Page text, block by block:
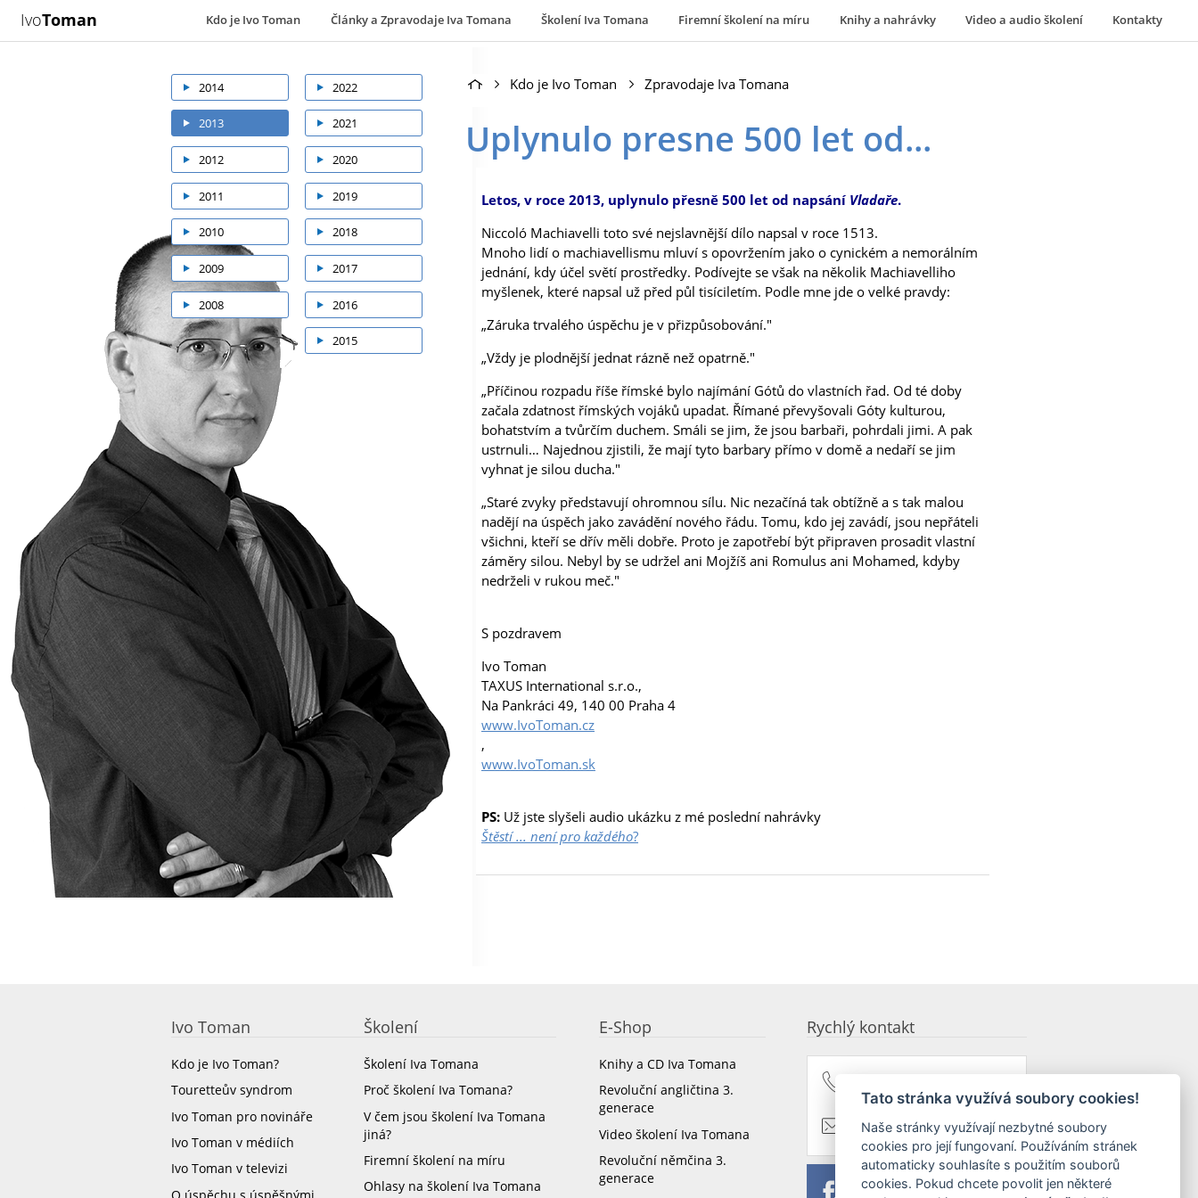
IvoToman Kdo je Ivo Toman Články a Zpravodaje Iva Tomana Školení Iva Tomana Firemní školení na míru Knihy a nahrávky Video a audio školení Kontakty
2022
2021
2020
2019
2018
2017
2016
2015
2014
2013
2012
2011
2010
2009
2008
Kdo je Ivo Toman Zpravodaje Iva Tomana
Uplynulo presne 500 let od...
Letos, v roce 2013, uplynulo přesně 500 let od napsání Vladaře.
Niccoló Machiavelli toto své nejslavnější dílo napsal v roce 1513.
Mnoho lidí o machiavellismu mluví s opovržením jako o cynickém a nemorálním
jednání, kdy účel světí prostředky. Podívejte se však na několik Machiavelliho
myšlenek, které napsal už před půl tisíciletím. Podle mne jde o velké pravdy:
„Záruka trvalého úspěchu je v přizpůsobování."
„Vždy je plodnější jednat rázně než opatrně."
„Příčinou rozpadu říše římské bylo najímání Gótů do vlastních řad. Od té doby
začala zdatnost římských vojáků upadat. Římané převyšovali Góty kulturou,
bohatstvím a tvůrčím duchem. Smáli se jim, že jsou barbaři, pohrdali jimi. A pak
ustrnuli… Najednou zjistili, že mají tyto barbary přímo v domě a nedaří se jim
vyhnat je silou ducha."
„Staré zvyky představují ohromnou sílu. Nic nezačíná tak obtížně a s tak malou
nadějí na úspěch jako zavádění nového řádu. Tomu, kdo jej zavádí, jsou nepřáteli
všichni, kteří se dřív měli dobře. Proto je zapotřebí být připraven prosadit vlastní
záměry silou. Nebyl by se udržel ani Mojžíš ani Romulus ani Mohamed, kdyby
nedrželi v rukou meč."
S pozdravem
Ivo Toman
TAXUS International s.r.o.,
Na Pankráci 49, 140 00 Praha 4
www.IvoToman.cz
,
www.IvoToman.sk
PS: Už jste slyšeli audio ukázku z mé poslední nahrávky
Štěstí ... není pro každého?
Ivo Toman
Kdo je Ivo Toman?
Touretteův syndrom
Ivo Toman pro novináře
Ivo Toman v médiích
Ivo Toman v televizi
Školení
Školení Iva Tomana
Proč školení Iva Tomana?
V čem jsou školení Iva Tomana
jiná?
Firemní školení na míru
Ohlasy na školení Iva Tomana
E-Shop
Knihy a CD Iva Tomana
Revoluční angličtina 3.
generace
Video školení Iva Tomana
Revoluční němčina 3.
generace
Rychlý kontakt
taxus@taxus.cz
Tato stránka využívá soubory cookies!
Naše stránky využívají nezbytné soubory
cookies pro její fungovaní. Používáním stránek
automaticky souhlasíte s použitím souborů
cookies. Pokud chcete povolit jen některé